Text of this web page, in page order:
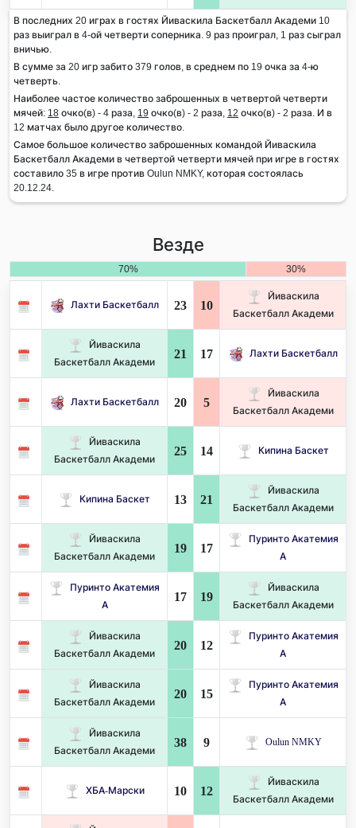
В последних 20 играх в гостях Йиваскила Баскетбалл Академи 10
раз выиграл в 4-ой четверти соперника. 9 раз проиграл, 1 раз сыграл
вничью.
В сумме за 20 игр забито 379 голов, в среднем по 19 очка за 4-ю
четверть.
Наиболее частое количество заброшенных в четвертой четверти
мячей: 18 очко(в) - 4 раза, 19 очко(в) - 2 раза, 12 очко(в) - 2 раза. И в
12 матчах было другое количество.
Самое большое количество заброшенных командой Йиваскила
Баскетбалл Академи в четвертой четверти мячей при игре в гостях
составило 35 в игре против Oulun NMKY, которая состоялась
20.12.24.
Везде
70% 30%
Лахти Баскетбалл 23 10
Йиваскила
Баскетбалл Академи
Йиваскила
Баскетбалл Академи
21 17 Лахти Баскетбалл
Лахти Баскетбалл 20 5
Йиваскила
Баскетбалл Академи
Йиваскила
Баскетбалл Академи
25 14 Кипина Баскет
Кипина Баскет 13 21
Йиваскила
Баскетбалл Академи
Йиваскила
Баскетбалл Академи
19 17
Пуринто Акатемия
А
Пуринто Акатемия
А
17 19
Йиваскила
Баскетбалл Академи
Йиваскила
Баскетбалл Академи
20 12
Пуринто Акатемия
А
Йиваскила
Баскетбалл Академи
20 15
Пуринто Акатемия
А
Йиваскила
Баскетбалл Академи
38 9 Oulun NMKY
ХБА-Марски 10 12
Йиваскила
Баскетбалл Академи